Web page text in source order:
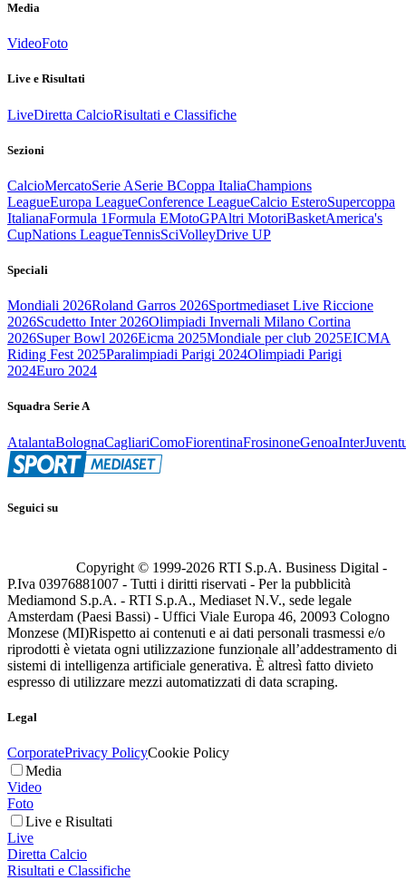
Media
VideoFoto
Live e Risultati
LiveDiretta CalcioRisultati e Classifiche
Sezioni
CalcioMercatoSerie ASerie BCoppa ItaliaChampions
LeagueEuropa LeagueConference LeagueCalcio EsteroSupercoppa
ItalianaFormula 1Formula EMotoGPAltri MotoriBasketAmerica's
CupNations LeagueTennisSciVolleyDrive UP
Speciali
Mondiali 2026Roland Garros 2026Sportmediaset Live Riccione
2026Scudetto Inter 2026Olimpiadi Invernali Milano Cortina
2026Super Bowl 2026Eicma 2025Mondiale per club 2025EICMA
Riding Fest 2025Paralimpiadi Parigi 2024Olimpiadi Parigi
2024Euro 2024
Squadra Serie A
AtalantaBolognaCagliariComoFiorentinaFrosinoneGenoaInter
Seguici su
Copyright © 1999-2026 RTI S.p.A. Business Digital -
P.Iva 03976881007 - Tutti i diritti riservati - Per la pubblicità
Mediamond S.p.A. - RTI S.p.A., Mediaset N.V., sede legale
Amsterdam (Paesi Bassi) - Uffici Viale Europa 46, 20093 Cologno
Monzese (MI)Rispetto ai contenuti e ai dati personali trasmessi e/o
riprodotti è vietata ogni utilizzazione funzionale all’addestramento di
sistemi di intelligenza artificiale generativa. È altresì fatto divieto
espresso di utilizzare mezzi automatizzati di data scraping.
Legal
CorporatePrivacy PolicyCookie Policy
Media
Video
Foto
Live e Risultati
Live
Diretta Calcio
Risultati e Classifiche